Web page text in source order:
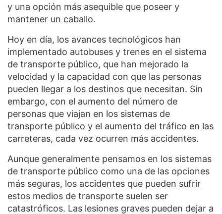
y una opción más asequible que poseer y
mantener un caballo.
Hoy en día, los avances tecnológicos han
implementado autobuses y trenes en el sistema
de transporte público, que han mejorado la
velocidad y la capacidad con que las personas
pueden llegar a los destinos que necesitan. Sin
embargo, con el aumento del número de
personas que viajan en los sistemas de
transporte público y el aumento del tráfico en las
carreteras, cada vez ocurren más accidentes.
Aunque generalmente pensamos en los sistemas
de transporte público como una de las opciones
más seguras, los accidentes que pueden sufrir
estos medios de transporte suelen ser
catastróficos. Las lesiones graves pueden dejar a